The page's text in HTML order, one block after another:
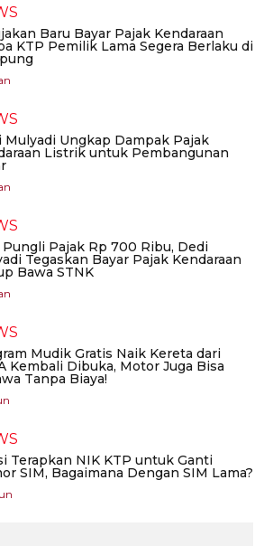
Baru Bayar Pajak Kendaraan
KTP Pemilik Lama Segera Berlaku di
Mulyadi Ungkap Dampak Pajak
Listrik untuk Pembangunan
Pungli Pajak Rp 700 Ribu, Dedi
Tegaskan Bayar Pajak Kendaraan
Bawa STNK
Mudik Gratis Naik Kereta dari
Kembali Dibuka, Motor Juga Bisa
Tanpa Biaya!
Terapkan NIK KTP untuk Ganti
SIM, Bagaimana Dengan SIM Lama?